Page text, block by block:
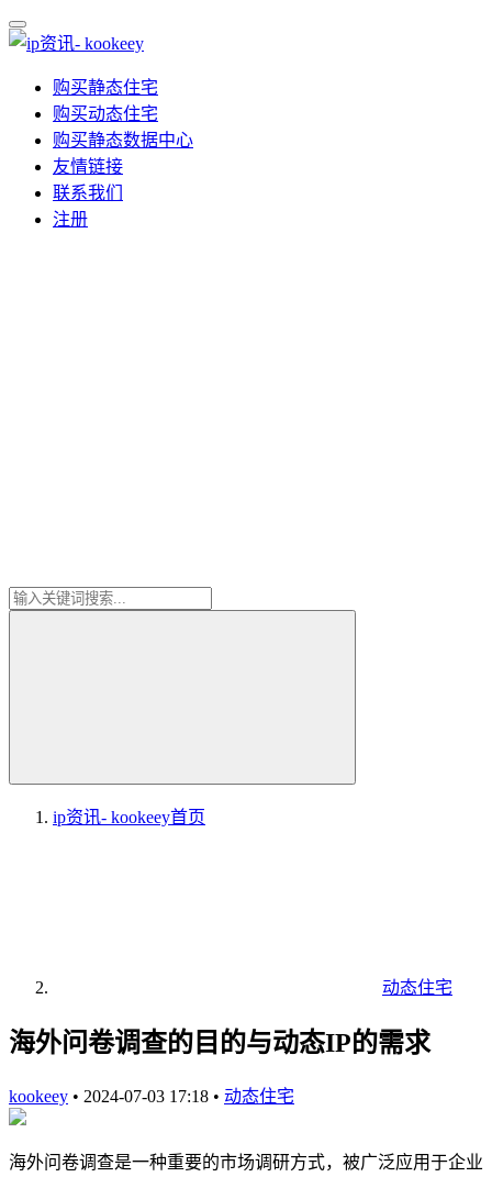
购买静态住宅
购买动态住宅
购买静态数据中心
友情链接
联系我们
注册
ip资讯- kookeey首页
动态住宅
海外问卷调查的目的与动态IP的需求
kookeey • 2024-07-03 17:18 • 动态住宅
海外问卷调查是一种重要的市场调研方式，被广泛应用于企业